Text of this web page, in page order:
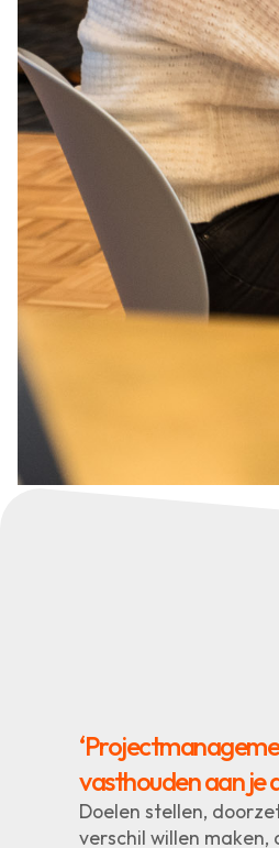
vasthouden aan je
Doelen stellen,
verschil willen